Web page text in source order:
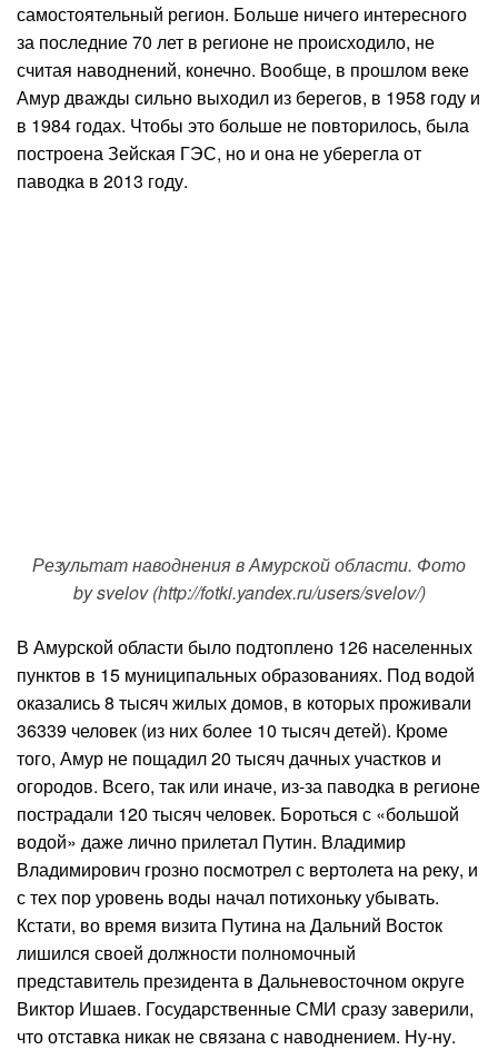
самостоятельный регион. Больше ничего интересного
за последние 70 лет в регионе не происходило, не
считая наводнений, конечно. Вообще, в прошлом веке
Амур дважды сильно выходил из берегов, в 1958 году и
в 1984 годах. Чтобы это больше не повторилось, была
построена Зейская ГЭС, но и она не уберегла от
паводка в 2013 году.
Результат наводнения в Амурской области. Фото
by svelov (http://fotki.yandex.ru/users/svelov/)
В Амурской области было подтоплено 126 населенных
пунктов в 15 муниципальных образованиях. Под водой
оказались 8 тысяч жилых домов, в которых проживали
36339 человек (из них более 10 тысяч детей). Кроме
того, Амур не пощадил 20 тысяч дачных участков и
огородов. Всего, так или иначе, из-за паводка в регионе
пострадали 120 тысяч человек. Бороться с «большой
водой» даже лично прилетал Путин. Владимир
Владимирович грозно посмотрел с вертолета на реку, и
с тех пор уровень воды начал потихоньку убывать.
Кстати, во время визита Путина на Дальний Восток
лишился своей должности полномочный
представитель президента в Дальневосточном округе
Виктор Ишаев. Государственные СМИ сразу заверили,
что отставка никак не связана с наводнением. Ну-ну.